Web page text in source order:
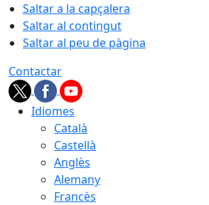
Saltar a la capçalera
Saltar al contingut
Saltar al peu de pàgina
Contactar
Idiomes
Català
Castellà
Anglès
Alemany
Francès